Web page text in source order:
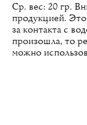
Ср. вес: 20 гр.
продукцией. Это
за контакта с
произошла, то
можно